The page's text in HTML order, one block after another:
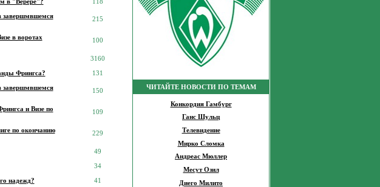
в "Верере"? 118
завершмвшемся
215
в воротах
100
3160
Фрингса? 131
завершмвшемся
150
и Визе по
109
по окончанию
229
49
34
надежд? 41
ЧИТАЙТЕ НОВОСТИ ПО ТЕМАМ
Конкордия Гамбург
Ганс Шульц
Телевидение
Мирко Сломка
Андреас Мюллер
Месут Озил
Диего Милито